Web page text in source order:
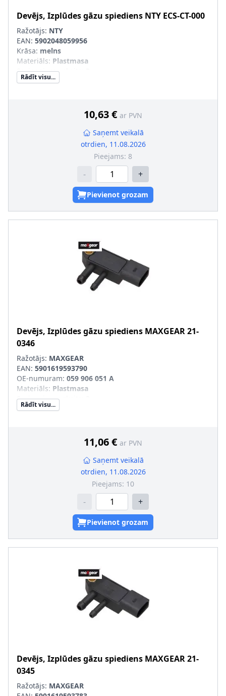
Devējs, Izplūdes gāzu spiediens NTY ECS-CT-000
Ražotājs: NTY
EAN: 5902048059956
Krāsa: melns
Materiāls: Plastmasa
Savienojumu skaits
Ievērot servisa informāciju
Rādīt visu...
10,63 € ar PVN
Saņemt veikalā
otrdien, 11.08.2026
Pieejams: 8
- +
Pievienot grozam
Devējs, Izplūdes gāzu spiediens MAXGEAR21-
0346
Ražotājs: MAXGEAR
EAN: 5901619593790
OE-numuram: 059 906 051 A
Materiāls: Plastmasa
Savienojumu skaits
Rādīt visu...
11,06 € ar PVN
Saņemt veikalā
otrdien, 11.08.2026
Pieejams: 10
- +
Pievienot grozam
Devējs, Izplūdes gāzu spiediens MAXGEAR21-
0345
Ražotājs: MAXGEAR